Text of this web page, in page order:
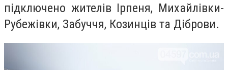
підключено жителів Ірпеня, Михайлівки-
Рубежівки, Забуччя, Козинців та Діброви.